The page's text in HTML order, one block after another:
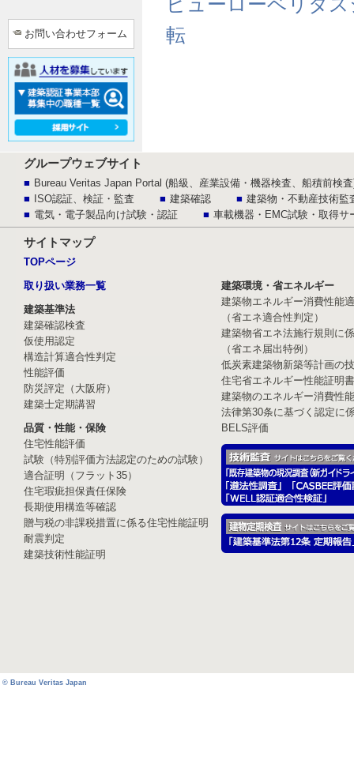
お問い合わせフォーム
転
グループウェブサイト
Bureau Veritas Japan Portal (船級、産業設備・機器検査、船積前検
ISO認証、検証・監査
建築確認
建築物・不動産技術監
電気・電子製品向け試験・認証
車載機器・EMC試験・取得サ
サイトマップ
TOPページ
取り扱い業務一覧
建築基準法
建築確認検査
仮使用認定
構造計算適合性判定
性能評価
防災評定（大阪府）
建築士定期講習
品質・性能・保険
住宅性能評価
試験（特別評価方法認定のための試験）
適合証明（フラット35）
住宅瑕疵担保責任保険
長期使用構造等確認
贈与税の非課税措置に係る住宅性能証明
耐震判定
建築技術性能証明
建築環境・省エネルギー
建築物エネルギー消費性能
（省エネ適合性判定）
建築物省エネ法施行規則に
（省エネ届出特例）
低炭素建築物新築等計画の
住宅省エネルギー性能証明
建築物のエネルギー消費性
法律第30条に基づく認定に
BELS評価
© Bureau Veritas Japan